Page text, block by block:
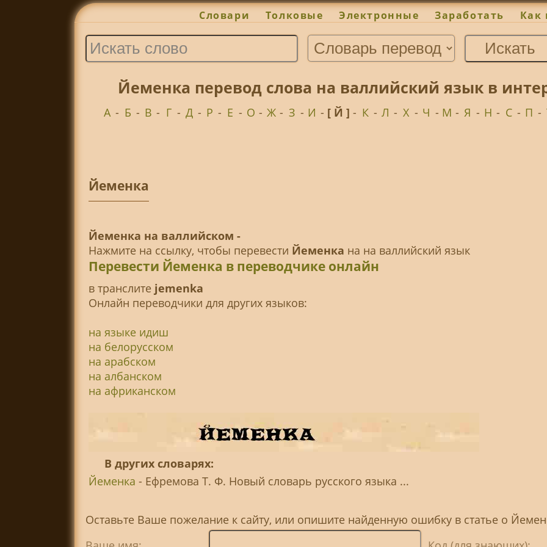
Словари Толковые Электронные Заработать Как
Йеменка перевод слова на валлийский язык в
А - Б - В - Г - Д - Р - Е - О - Ж - З - И - [ Й ]- К - Л - Х - Ч - М - Я - Н - С - П -
Йеменка
Йеменка на валлийском -
Нажмите на ссылку, чтобы перевести Йеменка на на валлийский язык
Перевести Йеменка в переводчике онлайн
в транслитe jemenka
Онлайн переводчики для других языков:
на языке идиш
на белорусском
на арабском
на албанском
на африканском
В других словарях:
Йеменка - Ефремова Т. Ф. Новый словарь русского языка ...
Оставьте Ваше пожелание к сайту, или опишите найденную ошибку в статье о